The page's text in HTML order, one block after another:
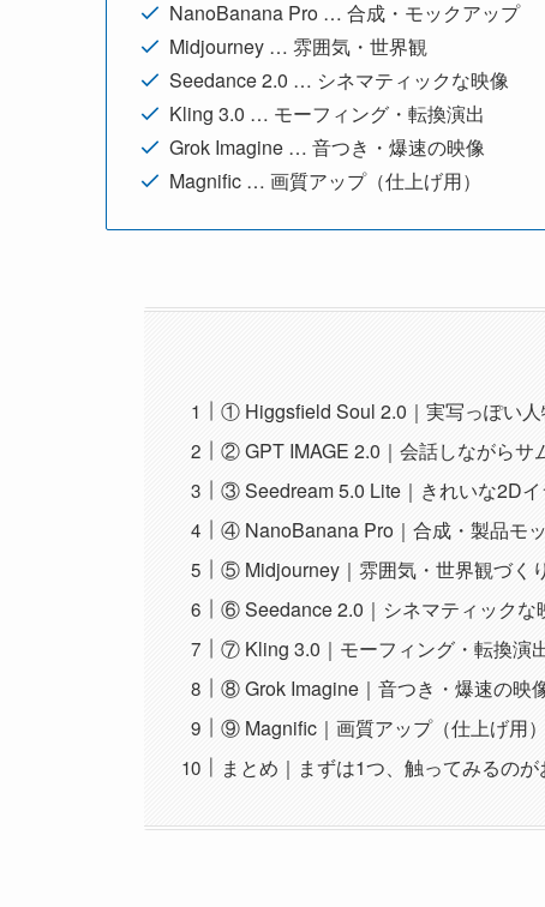
NanoBanana Pro … 合成・モックアップ
Midjourney … 雰囲気・世界観
Seedance 2.0 … シネマティックな映像
Kling 3.0 … モーフィング・転換演出
Grok Imagine … 音つき・爆速の映像
Magnific … 画質アップ（仕上げ用）
① Higgsfield Soul 2.0｜実写っぽい人
② GPT IMAGE 2.0｜会話しながらサ
③ Seedream 5.0 Lite｜きれいな2Dイ
④ NanoBanana Pro｜合成・製品モ
⑤ Midjourney｜雰囲気・世界観づくり
⑥ Seedance 2.0｜シネマティックな
⑦ Kling 3.0｜モーフィング・転換演
⑧ Grok Imagine｜音つき・爆速の映
⑨ Magnific｜画質アップ（仕上げ用）
まとめ｜まずは1つ、触ってみるのが